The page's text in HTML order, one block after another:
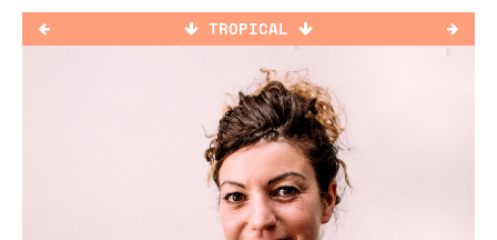
TROPICAL